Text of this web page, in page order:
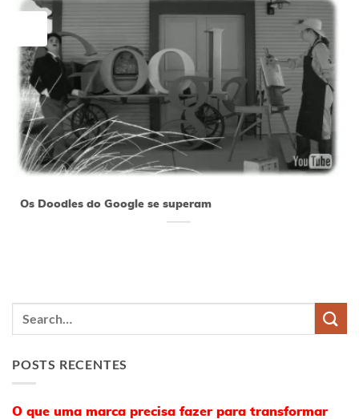
Os Doodles do Google se superam
POSTS RECENTES
O que uma marca precisa fazer para transformar